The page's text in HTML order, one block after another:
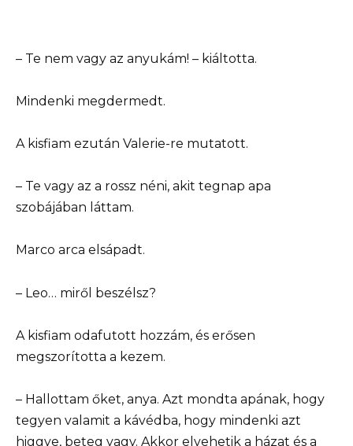
– Te nem vagy az anyukám! – kiáltotta.
Mindenki megdermedt.
A kisfiam ezután Valerie-re mutatott.
– Te vagy az a rossz néni, akit tegnap apa
szobájában láttam.
Marco arca elsápadt.
– Leo… miről beszélsz?
A kisfiam odafutott hozzám, és erősen
megszorította a kezem.
– Hallottam őket, anya. Azt mondta apának, hogy
tegyen valamit a kávédba, hogy mindenki azt
higgye, beteg vagy. Akkor elvehetik a házat és a